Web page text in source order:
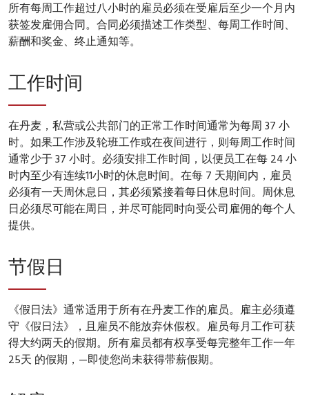
所有每周工作超过八小时的雇员必须在受雇后至少一个月内
获签发雇佣合同。合同必须描述工作类型、每周工作时间、
薪酬和奖金、终止通知等。
工作时间
在丹麦，私营或公共部门的正常工作时间通常为每周 37 小
时。如果工作涉及轮班工作或在夜间进行，则每周工作时间
通常少于 37 小时。必须安排工作时间，以便员工在每 24 小
时内至少有连续11小时的休息时间。在每 7 天期间内，雇员
必须有一天周休息日，其必须紧接着每日休息时间。周休息
日必须尽可能在周日，并尽可能同时向受公司雇佣的每个人
提供。
节假日
《假日法》通常适用于所有在丹麦工作的雇员。雇主必须遵
守《假日法》，且雇员不能放弃休假权。雇员每月工作可获
得大约两天的假期。所有雇员都有权享受每完整年工作一年
25天 的假期，—即使您尚未获得带薪假期。